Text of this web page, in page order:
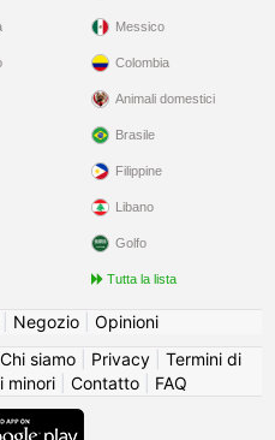
Messico
Colombia
Animali domestici
Brasile
Filippine
Libano
Golfo
Tutta la lista
Negozio| Opinioni
Chi siamo| Privacy| Termini di
minori| Contatto| FAQ